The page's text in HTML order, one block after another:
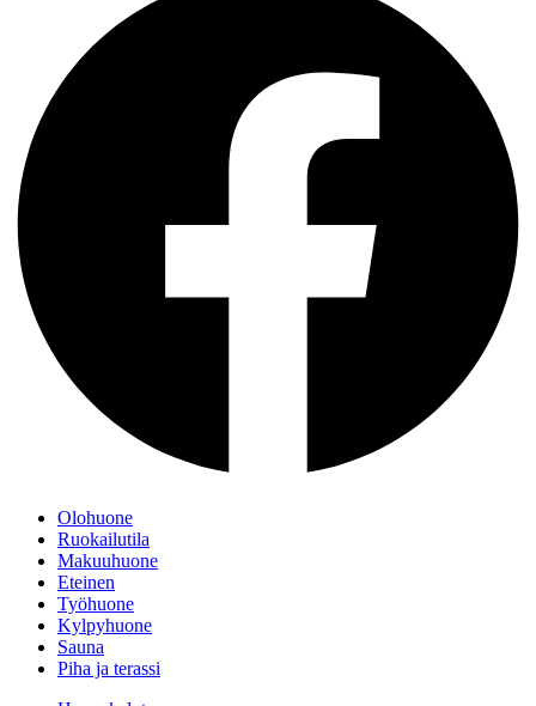
Olohuone
Ruokailutila
Makuuhuone
Eteinen
Työhuone
Kylpyhuone
Sauna
Piha ja terassi